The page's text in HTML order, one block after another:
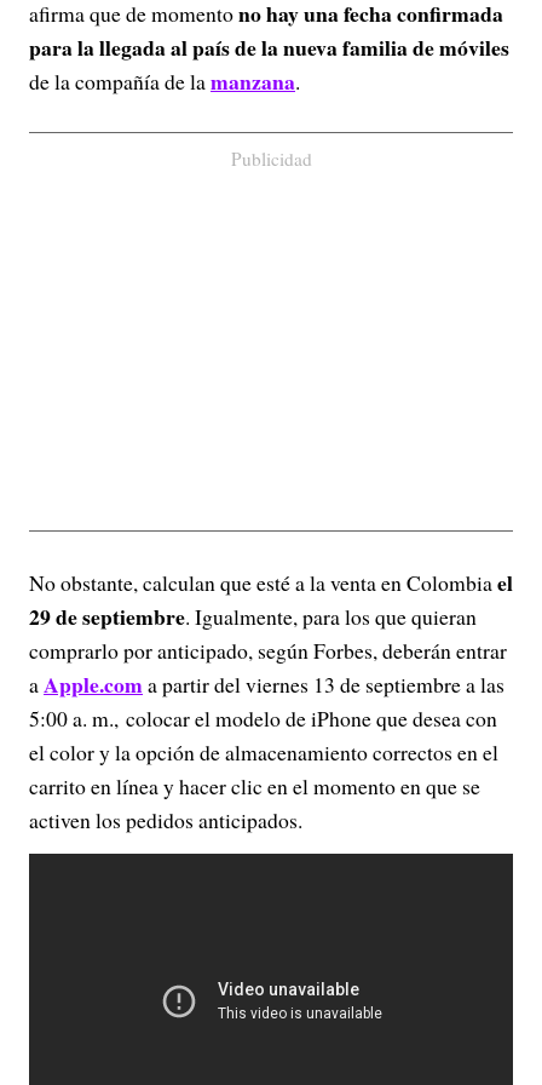
afirma que de momentono hay una fecha confirmada
para la llegada al país de la nueva familia de móviles
de la compañía de lamanzana.
Publicidad
No obstante, calculan que esté a la venta en Colombiael
29 de septiembre. Igualmente, para los que quieran
comprarlo por anticipado, según Forbes, deberán entrar
aApple.coma partir del viernes 13 de septiembre a las
5:00 a. m., colocar el modelo de iPhone que desea con
el color y la opción de almacenamiento correctos en el
carrito en línea y hacer clic en el momento en que se
activen los pedidos anticipados.